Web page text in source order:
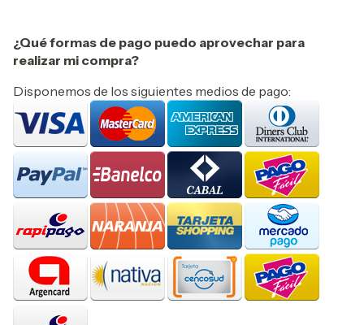
¿Qué formas de pago puedo aprovechar para
realizar mi compra?
Disponemos de los siguientes medios de pago: